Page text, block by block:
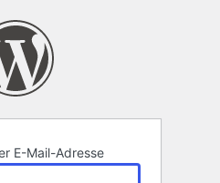
E-Mail-Adresse